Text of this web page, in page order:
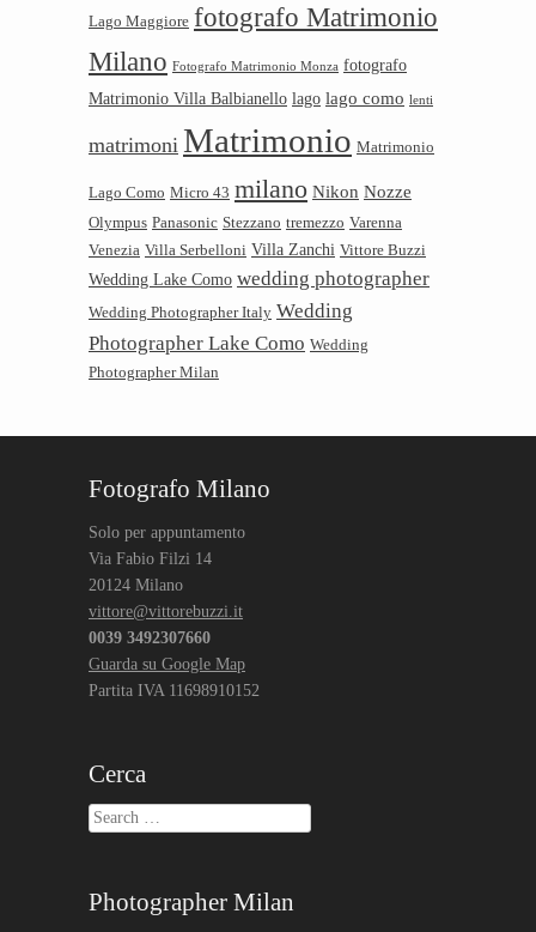
Lago Maggiore fotografo Matrimonio
Milano Fotografo Matrimonio Monza fotografo
Matrimonio Villa Balbianello lago lago como lenti
matrimoni Matrimonio Matrimonio
Lago Como Micro 43 milano Nikon Nozze
Olympus Panasonic Stezzano tremezzo Varenna
Venezia Villa Serbelloni Villa Zanchi Vittore Buzzi
Wedding Lake Como wedding photographer
Wedding Photographer Italy Wedding
Photographer Lake Como Wedding
Photographer Milan
Fotografo Milano
Solo per appuntamento
Via Fabio Filzi 14
20124 Milano
vittore@vittorebuzzi.it
0039 3492307660
Guarda su Google Map
Partita IVA 11698910152
Cerca
Search
Photographer Milan